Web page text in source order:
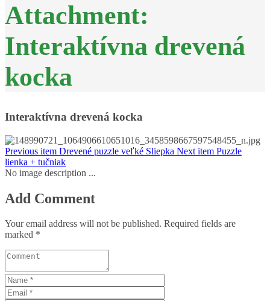
Attachment:
Interaktívna drevená
kocka
Interaktívna drevená kocka
Previous item Drevené puzzle veľké Sliepka Next item Puzzle
lienka + tučniak
No image description ...
Add Comment
Your email address will not be published. Required fields are
marked *